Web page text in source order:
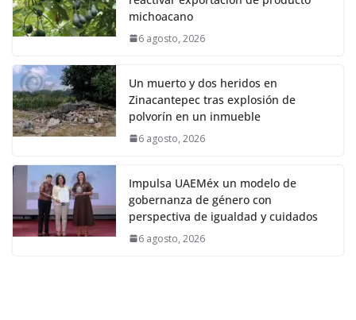
michoacano
6 agosto, 2026
Un muerto y dos heridos en
Zinacantepec tras explosión de
polvorín en un inmueble
6 agosto, 2026
Impulsa UAEMéx un modelo de
gobernanza de género con
perspectiva de igualdad y cuidados
6 agosto, 2026